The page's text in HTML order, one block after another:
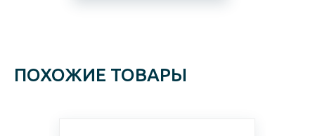
ПОХОЖИЕ ТОВАРЫ